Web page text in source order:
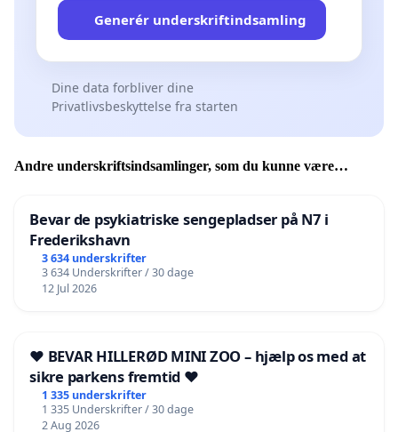
Generér underskriftindsamling
Dine data forbliver dine
Privatlivsbeskyttelse fra starten
Andre underskriftsindsamlinger, som du kunne være
Bevar de psykiatriske sengepladser på N7 i
Frederikshavn
3 634 underskrifter
3 634 Underskrifter / 30 dage
12 Jul 2026
❤️ BEVAR HILLERØD MINI ZOO – hjælp os med at
sikre parkens fremtid ❤️
1 335 underskrifter
1 335 Underskrifter / 30 dage
2 Aug 2026